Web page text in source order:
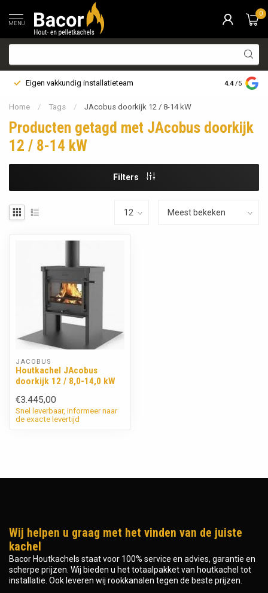
MENU
0
Eigen vakkundig installatieteam Bezorging
4.4 /5
Home / Tags / JAcobus doorkijk 12 / 8-14 kW
Producten getagd met JAcobus doorkijk
12 / 8-14 kW
Filters
JACOBUS
Houtkachel JAcobus
doorkijk 12 / 8,0-14,0 kW
€3.445,00
Snel leverbaar, informeer naar
de exacte levertijd
Wij helpen u graag met het vinden van de juiste
kachel
Bacor Houtkachels staat voor 100% service en advies, garantie en
scherpe prijzen. Wij bieden u het totaalpakket van houtkachel tot
installatie. Ook leveren wij rookkanalen tegen de beste prijzen.